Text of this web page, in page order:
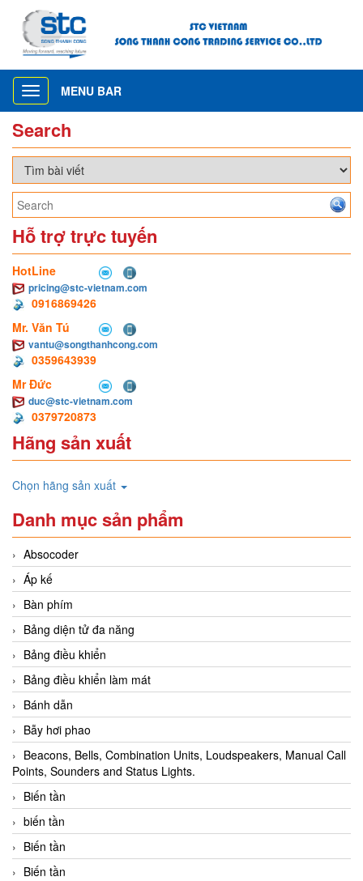
Toggle
navigation
MENU BAR
Search
Hỗ trợ trực tuyến
HotLine
pricing@stc-vietnam.com
0916869426
Mr. Văn Tú
vantu@songthanhcong.com
0359643939
Mr Đức
duc@stc-vietnam.com
0379720873
Hãng sản xuất
Chọn hãng sản xuất
Danh mục sản phẩm
Absocoder
Áp kế
Bàn phím
Bảng diện tử đa năng
Bảng điều khiển
Bảng điều khiển làm mát
Bánh dẫn
Bẫy hơi phao
Beacons, Bells, Combination Units, Loudspeakers, Manual Call
Points, Sounders and Status Lights.
Biến tần
biến tần
Biến tần
Biến tần